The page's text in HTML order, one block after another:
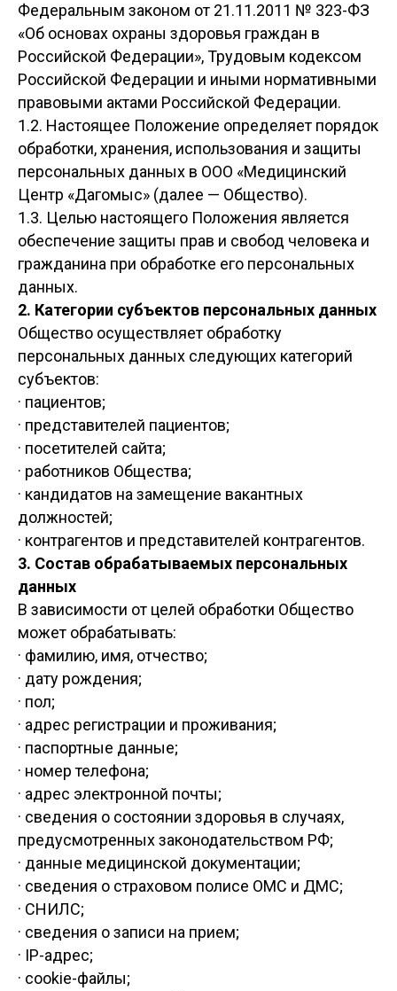
Федеральным законом от 21.11.2011 № 323-ФЗ
«Об основах охраны здоровья граждан в
Российской Федерации», Трудовым кодексом
Российской Федерации и иными нормативными
правовыми актами Российской Федерации.
1.2. Настоящее Положение определяет порядок
обработки, хранения, использования и защиты
персональных данных в ООО «Медицинский
Центр «Дагомыс» (далее — Общество).
1.3. Целью настоящего Положения является
обеспечение защиты прав и свобод человека и
гражданина при обработке его персональных
данных.
2. Категории субъектов персональных данных
Общество осуществляет обработку
персональных данных следующих категорий
субъектов:
· пациентов;
· представителей пациентов;
· посетителей сайта;
· работников Общества;
· кандидатов на замещение вакантных
должностей;
· контрагентов и представителей контрагентов.
3. Состав обрабатываемых персональных
данных
В зависимости от целей обработки Общество
может обрабатывать:
· фамилию, имя, отчество;
· дату рождения;
· пол;
· адрес регистрации и проживания;
· паспортные данные;
· номер телефона;
· адрес электронной почты;
· сведения о состоянии здоровья в случаях,
предусмотренных законодательством РФ;
· данные медицинской документации;
· сведения о страховом полисе ОМС и ДМС;
· СНИЛС;
· сведения о записи на прием;
· IP-адрес;
· cookie-файлы;